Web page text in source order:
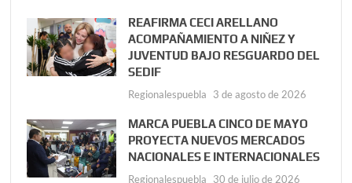
REAFIRMA CECI ARELLANO
ACOMPAÑAMIENTO A NIÑEZ Y
JUVENTUD BAJO RESGUARDO DEL
SEDIF
Regionalespuebla 3 de agosto de 2026
MARCA PUEBLA CINCO DE MAYO
PROYECTA NUEVOS MERCADOS
NACIONALES E INTERNACIONALES
Regionalespuebla 30 de julio de 2026